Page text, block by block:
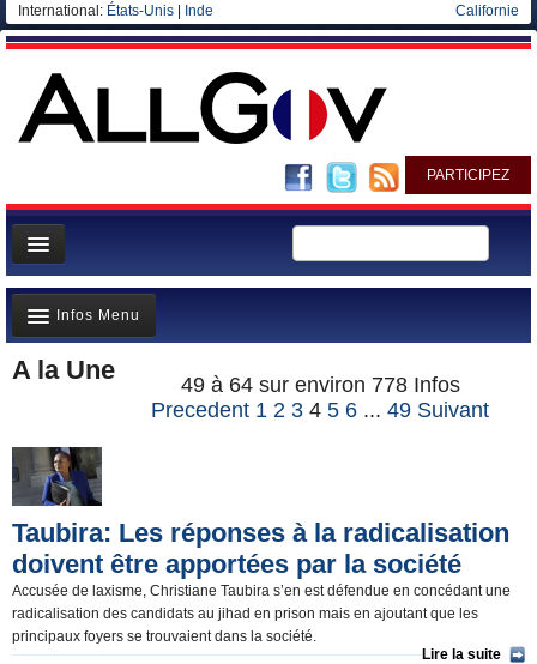
International: États-Unis Inde Californie
PARTICIPEZ
Page d'accueil
Infos
Gouvernement
Ministères/Directions
Elections européennes
Infos Menu
A la Une(791)
Polémiques(266)
Où va l’argent?(300)
La France et le Monde(233)
Nominations et Démissions(136)
Elections européennes(16)
Infos insolites(80)
A la Une
49 à 64 sur environ 778 Infos
Precedent 1 2 3 4 5 6 ... 49 Suivant
Taubira: Les réponses à la radicalisation
doivent être apportées par la société
Accusée de laxisme, Christiane Taubira s’en est défendue en concédant une
radicalisation des candidats au jihad en prison mais en ajoutant que les
principaux foyers se trouvaient dans la société.
Lire la suite